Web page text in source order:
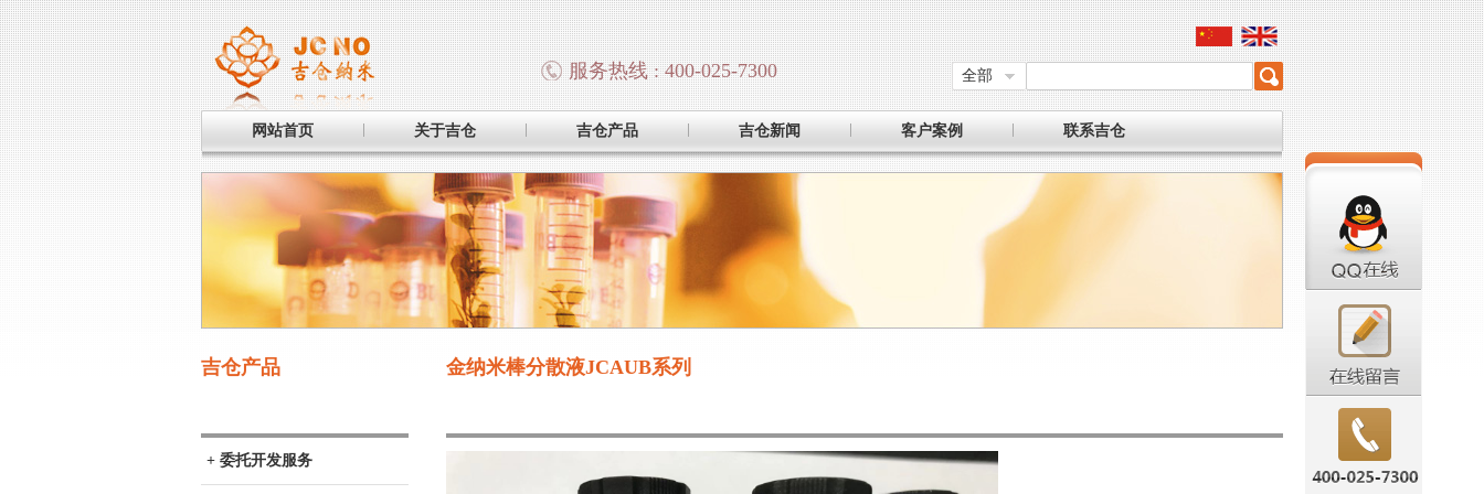
服务热线 : 400-025-7300 全部
网站首页 关于吉仓 吉仓产品 吉仓新闻 客户案例 联系吉仓
吉仓产品
+ 委托开发服务
金纳米棒分散液JCAUB系列